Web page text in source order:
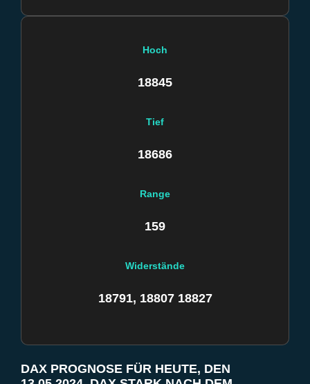
Hoch
18845
Tief
18686
Range
159
Widerstände
18791, 18807 18827
DAX PROGNOSE FÜR HEUTE, DEN